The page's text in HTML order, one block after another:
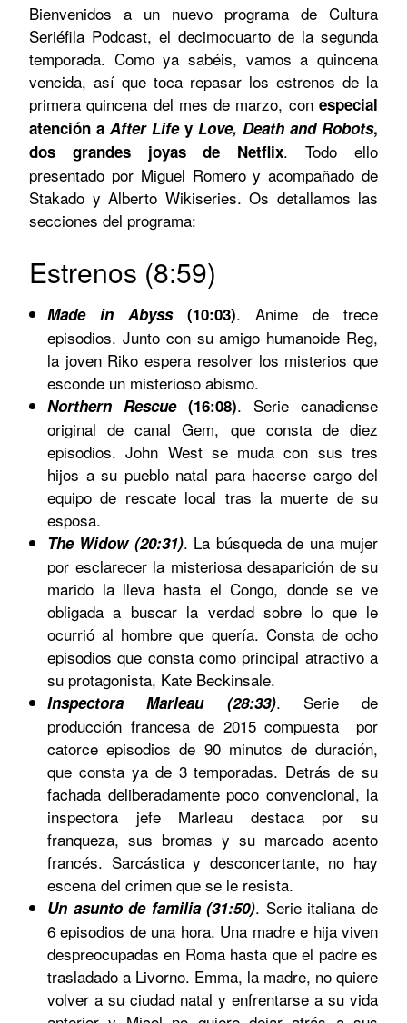
Bienvenidos a un nuevo programa de Cultura
Seriéfila Podcast, el decimocuarto de la segunda
temporada. Como ya sabéis, vamos a quincena
vencida, así que toca repasar los estrenos de la
primera quincena del mes de marzo, con especial
atención a After Life y Love, Death and Robots,
dos grandes joyas de Netflix. Todo ello
presentado por Miguel Romero y acompañado de
Stakado y Alberto Wikiseries. Os detallamos las
secciones del programa:
Estrenos (8:59)
Made in Abyss(10:03). Anime de trece
episodios. Junto con su amigo humanoide Reg,
la joven Riko espera resolver los misterios que
esconde un misterioso abismo.
Northern Rescue(16:08). Serie canadiense
original de canal Gem, que consta de diez
episodios. John West se muda con sus tres
hijos a su pueblo natal para hacerse cargo del
equipo de rescate local tras la muerte de su
esposa.
The Widow (20:31). La búsqueda de una mujer
por esclarecer la misteriosa desaparición de su
marido la lleva hasta el Congo, donde se ve
obligada a buscar la verdad sobre lo que le
ocurrió al hombre que quería. Consta de ocho
episodios que consta como principal atractivo a
su protagonista, Kate Beckinsale.
Inspectora Marleau (28:33). Serie de
producción francesa de 2015 compuesta por
catorce episodios de 90 minutos de duración,
que consta ya de 3 temporadas. Detrás de su
fachada deliberadamente poco convencional, la
inspectora jefe Marleau destaca por su
franqueza, sus bromas y su marcado acento
francés. Sarcástica y desconcertante, no hay
escena del crimen que se le resista.
Un asunto de familia (31:50). Serie italiana de
6 episodios de una hora. Una madre e hija viven
despreocupadas en Roma hasta que el padre es
trasladado a Livorno. Emma, la madre, no quiere
volver a su ciudad natal y enfrentarse a su vida